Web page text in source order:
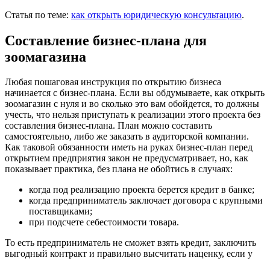
Статья по теме: как открыть юридическую консультацию.
Составление бизнес-плана для
зоомагазина
Любая пошаговая инструкция по открытию бизнеса
начинается с бизнес-плана. Если вы обдумываете, как открыть
зоомагазин с нуля и во сколько это вам обойдется, то должны
учесть, что нельзя приступать к реализации этого проекта без
составления бизнес-плана. План можно составить
самостоятельно, либо же заказать в аудиторской компании.
Как таковой обязанности иметь на руках бизнес-план перед
открытием предприятия закон не предусматривает, но, как
показывает практика, без плана не обойтись в случаях:
когда под реализацию проекта берется кредит в банке;
когда предприниматель заключает договора с крупными
поставщиками;
при подсчете себестоимости товара.
То есть предприниматель не сможет взять кредит, заключить
выгодный контракт и правильно высчитать наценку, если у